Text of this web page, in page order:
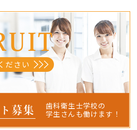
ださい
募集
歯科衛生士学校の
学生さんも働けます！